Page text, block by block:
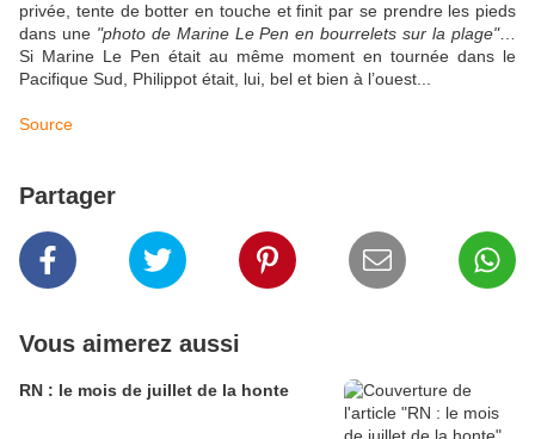
privée, tente de botter en touche et finit par se prendre les pieds
dans une "photo de Marine Le Pen en bourrelets sur la plage"…
Si Marine Le Pen était au même moment en tournée dans le
Pacifique Sud, Philippot était, lui, bel et bien à l’ouest...
Source
Partager
Vous aimerez aussi
RN : le mois de juillet de la honte